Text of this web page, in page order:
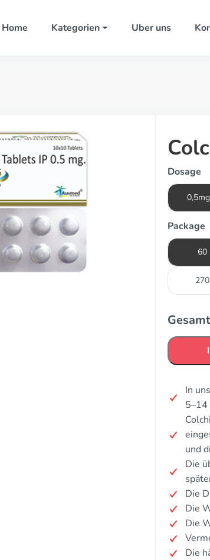
Home Kategorien Uber uns
Dosage
0,5mg
Package
60
In
5–14
und
Die
Die
Die
Die
Die